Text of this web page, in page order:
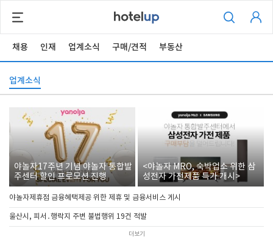
채용 인재 업계소식 구매/견적 부동산
업계소식
야놀자17주년 기념 야놀자 통합발
주센터 할인 프로모션 진행
<야놀자 MRO, 숙박업소 위한 삼
성전자 가전제품 특가 개시>
야놀자제휴점 금융혜택제공 위한 제휴 및 금융서비스 게시
울산시, 피서․행락지 주변 불법행위 19건 적발
더보기